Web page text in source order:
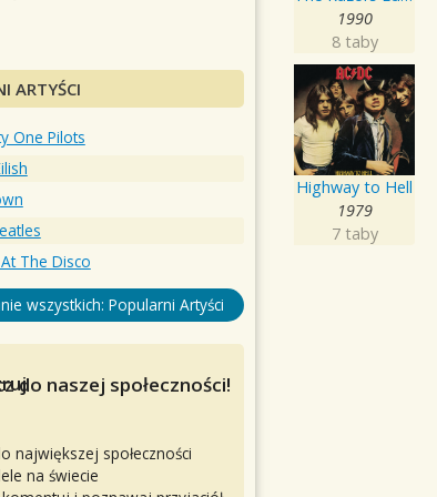
1990
8 taby
Highway to Hell
1979
7 taby
ARTYŚCI
One Pilots
The Disco
wszystkich: Popularni Artyści
do naszej społeczności!
największej społeczności
na świecie